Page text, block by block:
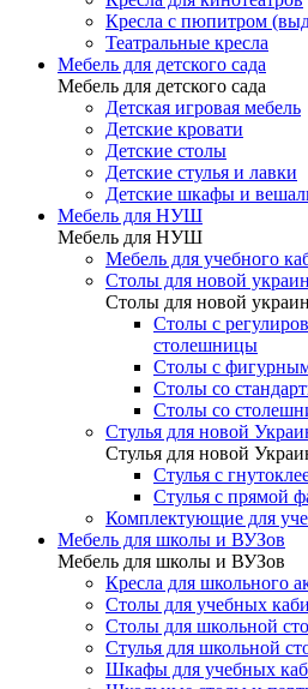
Кресла с пюпитром
Театральные кресла
Мебель для детского сада
Мебель для детского сада
Детская игровая мебель
Детские кровати
Детские столы
Детские стулья и лавки
Детские шкафы и
Мебель для НУШ
Мебель для НУШ
Мебель для учебного
Столы для новой
Столы для новой
Столы с
столешницы
Столы с
Столы со
Столы со
Стулья для новой
Стулья для новой
Стулья с
Стулья с прямой
Комплектующие для
Мебель для школы и ВУЗов
Мебель для школы и ВУЗов
Кресла для школьного
Столы для учебных
Столы для школьной
Стулья для школьной
Шкафы для учебных